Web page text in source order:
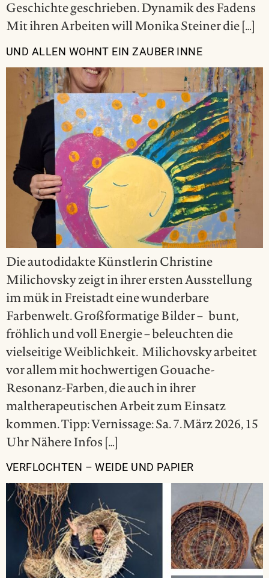
Geschichte geschrieben. Dynamik des Fadens
Mit ihren Arbeiten will Monika Steiner die […]
UND ALLEN WOHNT EIN ZAUBER INNE
Die autodidakte Künstlerin Christine
Milichovsky zeigt in ihrer ersten Ausstellung
im mük in Freistadt eine wunderbare
Farbenwelt. Großformatige Bilder – bunt,
fröhlich und voll Energie – beleuchten die
vielseitige Weiblichkeit. Milichovsky arbeitet
vor allem mit hochwertigen Gouache-
Resonanz-Farben, die auch in ihrer
maltherapeutischen Arbeit zum Einsatz
kommen. Tipp: Vernissage: Sa. 7.März 2026, 15
Uhr Nähere Infos […]
VERFLOCHTEN – WEIDE UND PAPIER